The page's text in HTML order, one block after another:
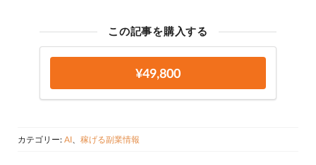
この記事を購入する
¥49,800
カテゴリー: AI、 稼げる副業情報